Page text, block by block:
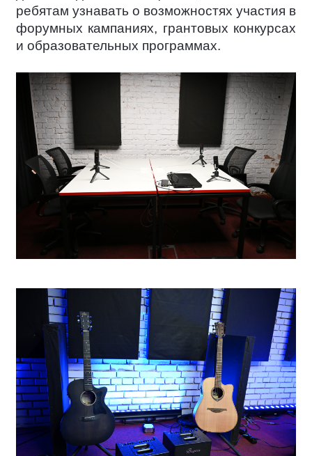
ребятам узнавать о возможностях участия в
форумных кампаниях, грантовых конкурсах
и образовательных программах.